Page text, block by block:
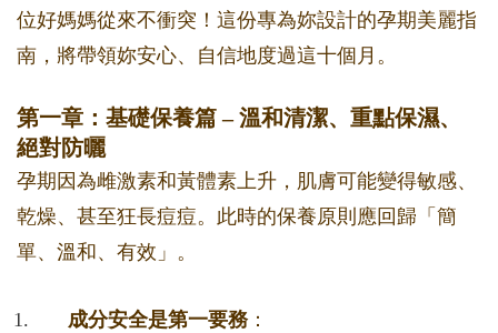
位好媽媽從來不衝突！這份專為妳設計的孕期美麗指
南，將帶領妳安心、自信地度過這十個月。
第一章：基礎保養篇 – 溫和清潔、重點保濕、
絕對防曬
孕期因為雌激素和黃體素上升，肌膚可能變得敏感、
乾燥、甚至狂長痘痘。此時的保養原則應回歸「簡
單、溫和、有效」。
成分安全是第一要務：